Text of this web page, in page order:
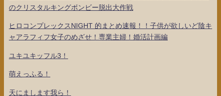
のクリスタルキングボンビー脱出大作戦
ヒロコンプレックスNIGHT 的まとめ速報！！子供が欲しいど陰キ
ャアラフィフ女子のめざせ！専業主婦！婚活計画編
ユキユキッフル3！
萌えっふる！
天にまします我ら！